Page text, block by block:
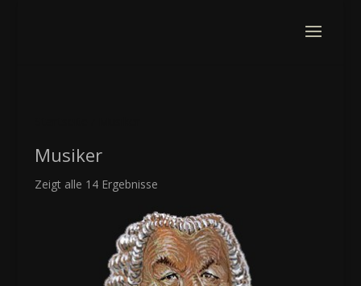
Musiker
Zeigt alle 14 Ergebnisse